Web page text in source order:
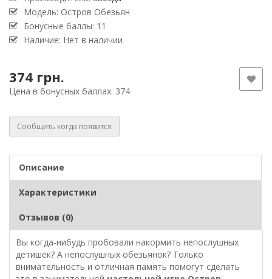
Модель: Остров Обезьян
Бонусные баллы: 11
Наличие: Нет в наличии
374 грн.
Цена в бонусных баллах: 374
Сообщить когда появится
Описание
Характеристики
Отзывов (0)
Вы когда-нибудь пробовали накормить непослушных
детишек? А непослушных обезьянок? Только
внимательность и отличная память помогут сделать